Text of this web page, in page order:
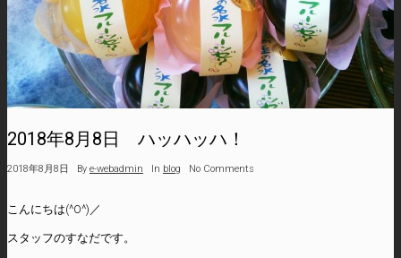
2018年8月8日 ハッハッハ！
2018年8月8日 By e-webadmin In blog No Comments
こんにちは(^O^)／
スタッフのすなだです。